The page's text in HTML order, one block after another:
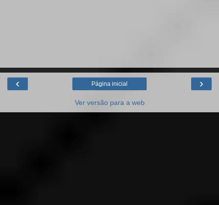
‹ ›
Página inicial
Ver versão para a web